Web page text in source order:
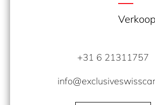
Verkoop
+31 6 21311757